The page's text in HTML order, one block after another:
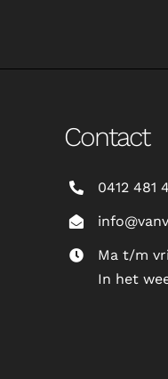
Contact
0412 481
Ma t/m
In het